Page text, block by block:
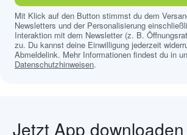
Mit Klick auf den Button stimmst du dem
Newsletters und der Personalisierung
Interaktion mit dem Newsletter (z. B.
zu. Du kannst deine Einwilligung jederzeit
Abmeldelink. Mehr Informationen findest du in
Datenschutzhinweisen.
Jetzt App